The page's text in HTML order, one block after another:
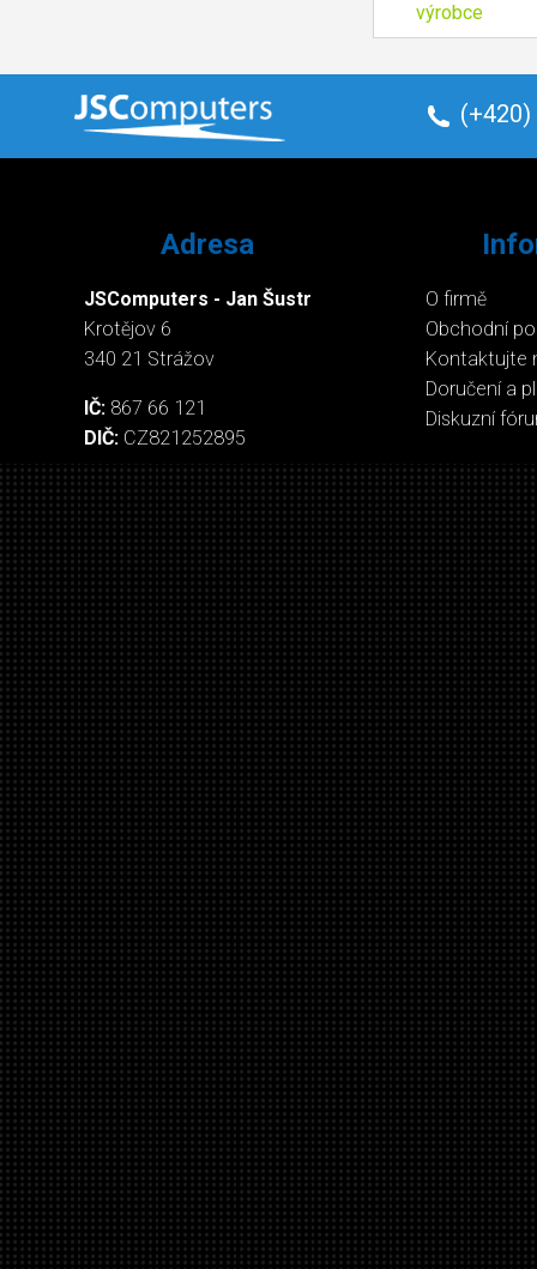
výrobce
(+420)
Adresa
JSComputers - Jan Šustr
Krotějov 6
340 21 Strážov
IČ: 867 66 121
DIČ: CZ821252895
O firmě
Obchodní
Kontaktujte
Doručení a
Diskuzní